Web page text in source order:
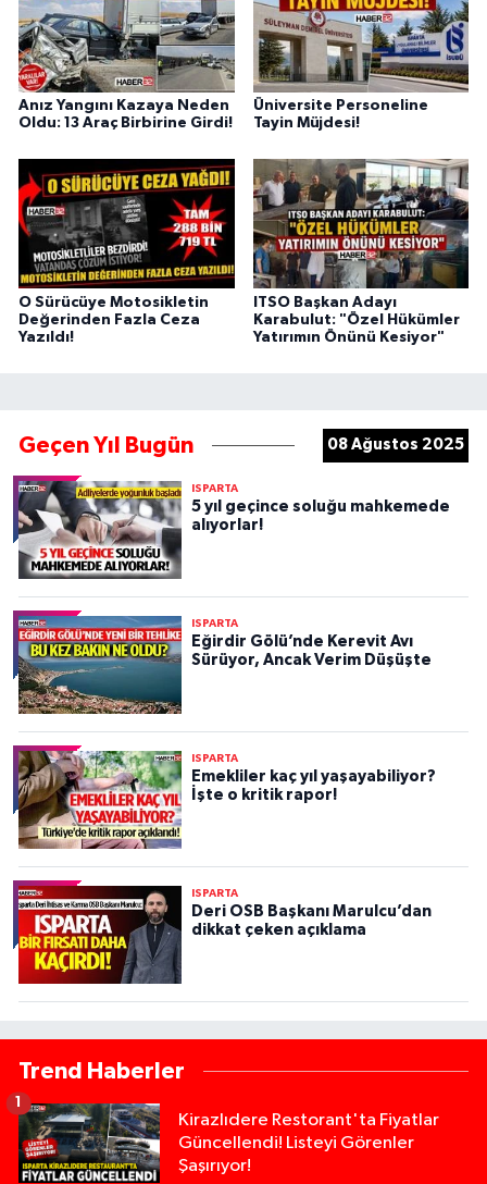
Anız Yangını Kazaya Neden
Oldu: 13 Araç Birbirine Girdi!
Üniversite Personeline
Tayin Müjdesi!
O Sürücüye Motosikletin
Değerinden Fazla Ceza
Yazıldı!
ITSO Başkan Adayı
Karabulut: "Özel Hükümler
Yatırımın Önünü Kesiyor"
Geçen Yıl Bugün 08 Ağustos 2025
ISPARTA
5 yıl geçince soluğu mahkemede
alıyorlar!
ISPARTA
Eğirdir Gölü’nde Kerevit Avı
Sürüyor, Ancak Verim Düşüşte
ISPARTA
Emekliler kaç yıl yaşayabiliyor?
İşte o kritik rapor!
ISPARTA
Deri OSB Başkanı Marulcu’dan
dikkat çeken açıklama
Trend Haberler
Kirazlıdere Restorant'ta Fiyatlar
Güncellendi! Listeyi Görenler
Şaşırıyor!
1